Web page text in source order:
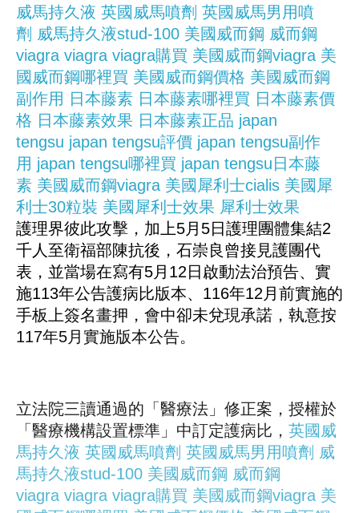
威馬持久液 英國威馬噴劑 英國威馬男用噴
劑 威馬持久液stud-100 美國威而鋼 威而鋼
viagra viagra viagra購買 美國威而鋼viagra 美
國威而鋼哪裡買 美國威而鋼價格 美國威而鋼
副作用 日本藤素 日本藤素哪裡買 日本藤素價
格 日本藤素效果 日本藤素正品 japan
tengsu japan tengsu評價 japan tengsu副作
用 japan tengsu哪裡買 japan tengsu日本藤
素 美國威而鋼viagra 美國犀利士cialis 美國犀
利士30粒裝 美國犀利士效果 犀利士效果
護理界彼此攻擊，加上5月5日護理團體集結2
千人至衛福部陳抗後，石崇良曾接見護團代
表，並當場在寫有5月12日啟動法治預告、實
施113年公告護病比版本、116年12月前實施的
手板上簽名畫押，會中卻未兌現承諾，執意按
117年5月實施版本公告。
立法院三讀通過的「醫療法」修正案，授權於
「醫療機構設置標準」中訂定護病比， 英國威
馬持久液 英國威馬噴劑 英國威馬男用噴劑 威
馬持久液stud-100 美國威而鋼 威而鋼
viagra viagra viagra購買 美國威而鋼viagra 美